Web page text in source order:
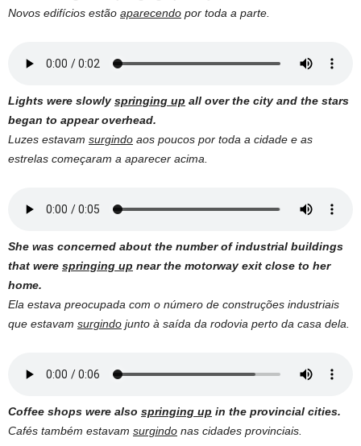
Novos edifícios estão aparecendo por toda a parte.
Lights were slowly springing up all over the city and the stars
began to appear overhead.
Luzes estavam surgindo aos poucos por toda a cidade e as
estrelas começaram a aparecer acima.
She was concerned about the number of industrial buildings
that were springing up near the motorway exit close to her
home.
Ela estava preocupada com o número de construções industriais
que estavam surgindo junto à saída da rodovia perto da casa dela.
Coffee shops were also springing up in the provincial cities.
Cafés também estavam surgindo nas cidades provinciais.